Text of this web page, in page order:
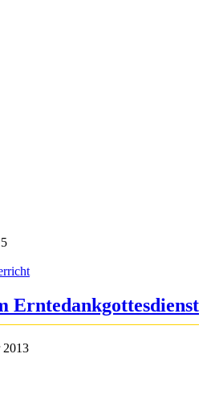
Erntedankgottesdienst
2013